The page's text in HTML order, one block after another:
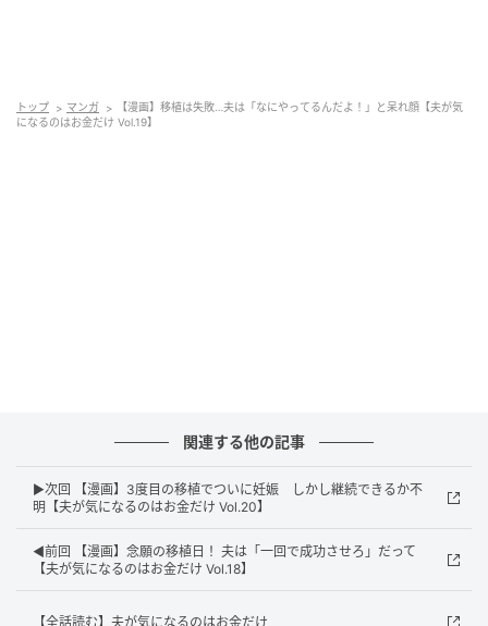
トップ マンガ
【漫画】移植は失敗…夫は「なにやってるんだよ！」と呆れ顔【夫が気
になるのはお金だけ Vol.19】
関連する他の記事
▶次回 【漫画】3度目の移植でついに妊娠 しかし継続できるか不
明【夫が気になるのはお金だけ Vol.20】
◀前回 【漫画】念願の移植日！ 夫は「一回で成功させろ」だって
【夫が気になるのはお金だけ Vol.18】
【全話読む】夫が気になるのはお金だけ